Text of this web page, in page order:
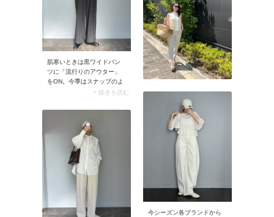
肌寒いときは黒ワイドパン
ツに「流行りのアウター」
をON。今季はスナップのよ
うなコクーンジャケットや
気。羽織るだけでコーデが
おしゃれ見えしますよ。
> 続きを読む
今シーズン各ブランドから